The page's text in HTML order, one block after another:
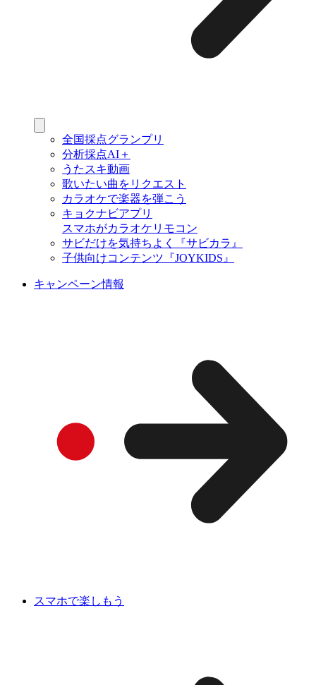
全国採点グランプリ
分析採点AI＋
うたスキ動画
歌いたい曲をリクエスト
カラオケで楽器を弾こう
キョクナビアプリ
スマホがカラオケリモコン
サビだけを気持ちよく『サビカラ』
子供向けコンテンツ『JOYKIDS』
キャンペーン情報
スマホで楽しもう